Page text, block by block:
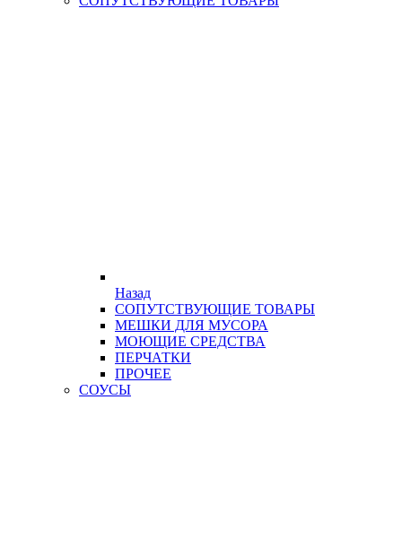
Назад
СОПУТСТВУЮЩИЕ ТОВАРЫ
МЕШКИ ДЛЯ МУСОРА
МОЮЩИЕ СРЕДСТВА
ПЕРЧАТКИ
ПРОЧЕЕ
СОУСЫ